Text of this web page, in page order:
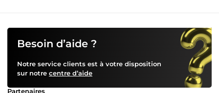
Besoin d’aide ?
Notre service clients est à votre disposition
sur notre centre d’aide
Partenaires